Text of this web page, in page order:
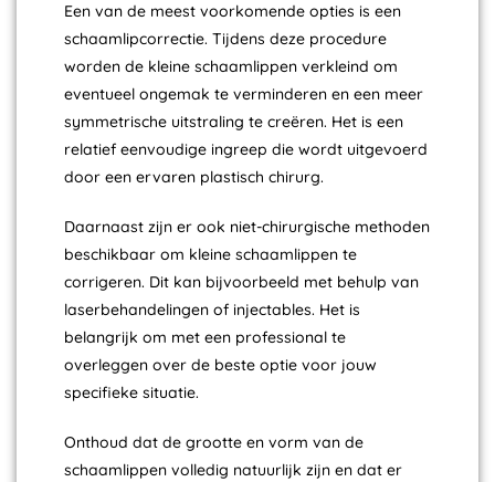
Een van de meest voorkomende opties is een
schaamlipcorrectie. Tijdens deze procedure
worden de kleine schaamlippen verkleind om
eventueel ongemak te verminderen en een meer
symmetrische uitstraling te creëren. Het is een
relatief eenvoudige ingreep die wordt uitgevoerd
door een ervaren plastisch chirurg.
Daarnaast zijn er ook niet-chirurgische methoden
beschikbaar om kleine schaamlippen te
corrigeren. Dit kan bijvoorbeeld met behulp van
laserbehandelingen of injectables. Het is
belangrijk om met een professional te
overleggen over de beste optie voor jouw
specifieke situatie.
Onthoud dat de grootte en vorm van de
schaamlippen volledig natuurlijk zijn en dat er